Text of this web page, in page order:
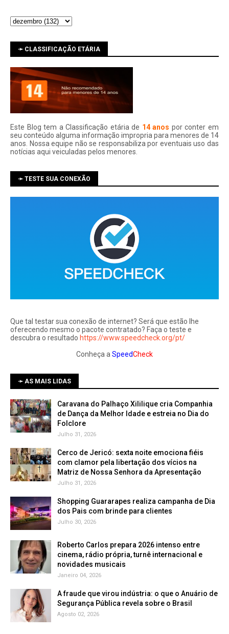
➛ CLASSIFICAÇÃO ETÁRIA
Este Blog tem a Classificação etária de 14 anos por conter em
seu conteúdo alguma informação impropria para menores de 14
anos. Nossa equipe não se responsabiliza por eventuais uso das
notí­cias aqui veiculadas pelos menores.
➛ TESTE SUA CONEXÃO
Que tal testar sua conexão de internet? Será que estão lhe
oferecendo mesmo o pacote contratado? Faça o teste e
descubra o resultado https://www.speedcheck.org/pt/
Conheça a SpeedCheck
➛ AS MAIS LIDAS
Caravana do Palhaço Xililique cria Companhia
de Dança da Melhor Idade e estreia no Dia do
Folclore
Julho 31, 2026
Cerco de Jericó: sexta noite emociona fiéis
com clamor pela libertação dos vícios na
Matriz de Nossa Senhora da Apresentação
Julho 31, 2026
Shopping Guararapes realiza campanha de Dia
dos Pais com brinde para clientes
Julho 30, 2026
Roberto Carlos prepara 2026 intenso entre
cinema, rádio própria, turnê internacional e
novidades musicais
Janeiro 04, 2026
A fraude que virou indústria: o que o Anuário de
Segurança Pública revela sobre o Brasil
Agosto 02, 2026